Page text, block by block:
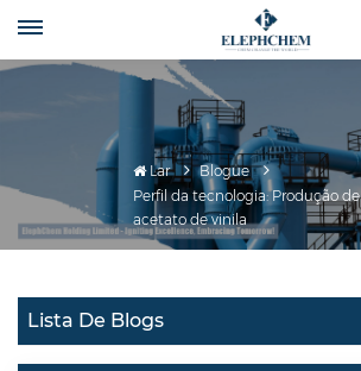
Lar
Blogue
Perfil da tecnologia: Produção de
acetato de vinila
Lista De Blogs